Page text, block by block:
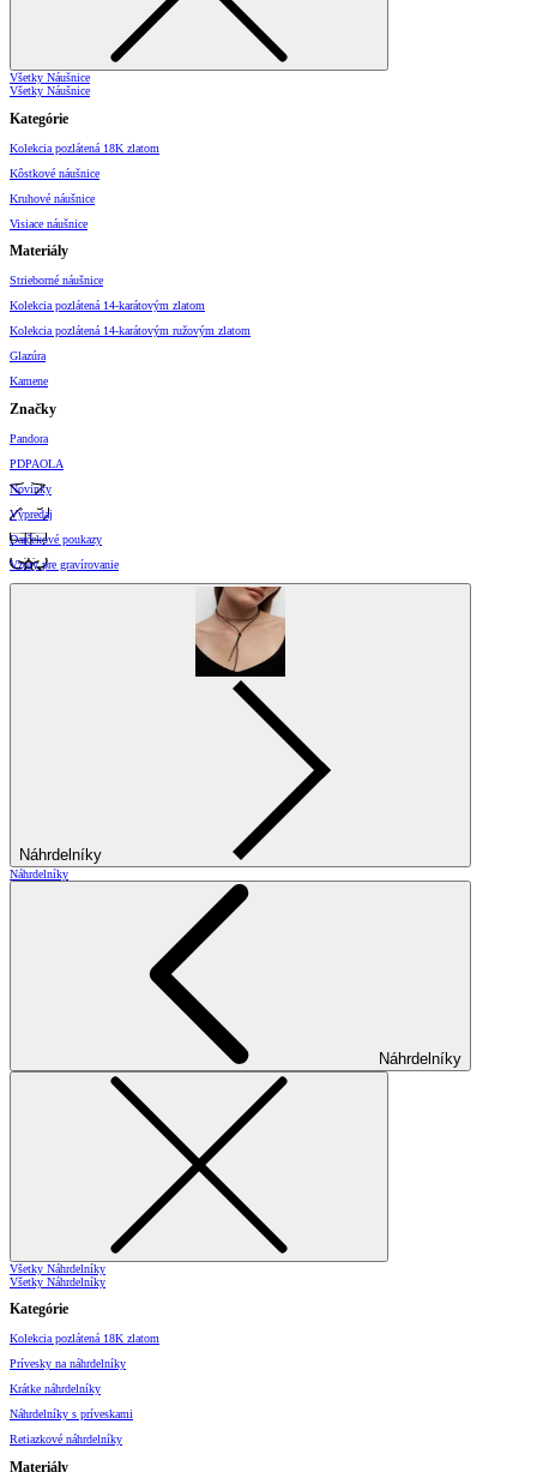
Všetky Náušnice
Všetky Náušnice
Kategórie
Kolekcia pozlátená 18K zlatom
Kôstkové náušnice
Kruhové náušnice
Visiace náušnice
Materiály
Strieborné náušnice
Kolekcia pozlátená 14-karátovým zlatom
Kolekcia pozlátená 14-karátovým ružovým zlatom
Glazúra
Kamene
Značky
Pandora
PDPAOLA
Novinky
Výpredaj
Darčekové poukazy
Vzory pre gravírovanie
Náhrdelníky
Náhrdelníky
Náhrdelníky
Všetky Náhrdelníky
Všetky Náhrdelníky
Kategórie
Kolekcia pozlátená 18K zlatom
Prívesky na náhrdelníky
Krátke náhrdelníky
Náhrdelníky s príveskami
Retiazkové náhrdelníky
Materiály